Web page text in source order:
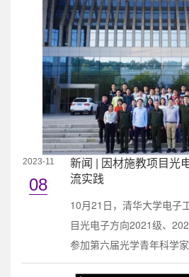
程学院院长艾渤、副院长
大学电子工程系党委书记
任汪莱等党政领导班子成
人出席本次活动。汪莱主
上，汪玉对北京交通大学
2023-11
08
新闻 | 因材施教项目光
流实践
10月21日，清华大学电子
目光电子方向2021级、
参加第六届光学青年科学
技大学（国防科大）理学